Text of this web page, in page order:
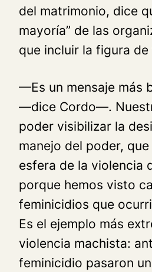
del matrimonio, dice
mayoría” de las
que incluir la figura
—Es un mensaje más
—dice Cordo—.
poder visibilizar la
manejo del poder,
esfera de la violencia
porque hemos visto
feminicidios que
Es el ejemplo más
violencia machista:
feminicidio pasaron